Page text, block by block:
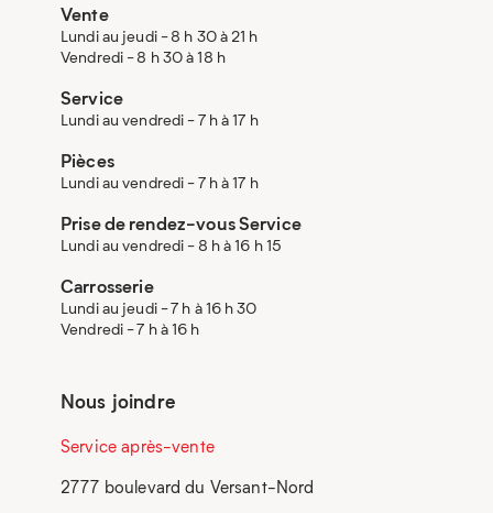
Vente
Lundi au jeudi - 8 h 30 à 21 h
Vendredi - 8 h 30 à 18 h
Service
Lundi au vendredi - 7 h à 17 h
Pièces
Lundi au vendredi - 7 h à 17 h
Prise de rendez-vous Service
Lundi au vendredi - 8 h à 16 h 15
Carrosserie
Lundi au jeudi - 7 h à 16 h 30
Vendredi - 7 h à 16 h
Nous joindre
Service après-vente
2777 boulevard du Versant-Nord